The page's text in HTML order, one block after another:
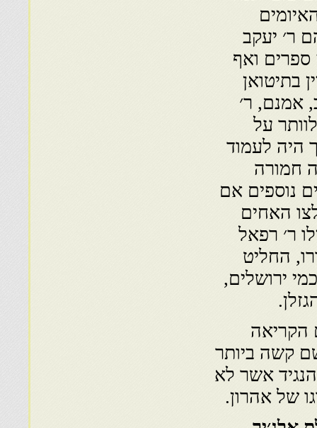
ר׳ יעקב
ואף
בתיטואן
אמנם, ר׳
על
היה לעמוד
חמורה
נוספים אם
האחים
ר׳ רפאל
החליט
ירושלים,
הקריאה
קשה ביותר
אשר לא
של אהרון.